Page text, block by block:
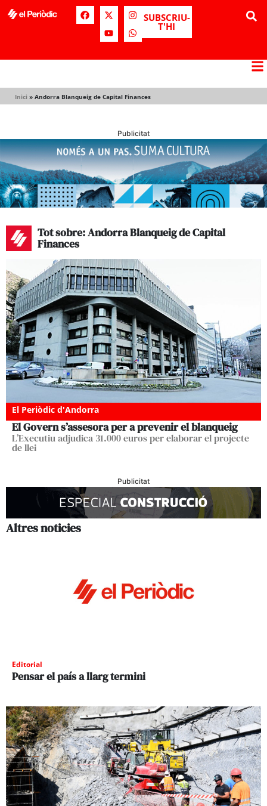
SUBSCRIU-
T'HI
Inici » Andorra Blanqueig de Capital Finances
Publicitat
Tot sobre: Andorra Blanqueig de Capital
Finances
El Periòdic d'Andorra
El Govern s’assesora per a prevenir el blanqueig
L’Executiu adjudica 31.000 euros per elaborar el projecte
de llei
Publicitat
Altres noticies
Editorial
Pensar el país a llarg termini